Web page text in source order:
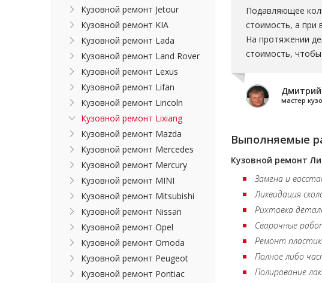
Подавляющее
стоимость, а при
На протяжении
стоимость,
Дмитрий
мастер
Выполняемые
Кузовной ремонт
Замена и
Ликвидация
Рихтовка
Сварочные
Ремонт
Полное либо
Полирование
Кузовной ремонт Jetour
Кузовной ремонт KIA
Кузовной ремонт Lada
Кузовной ремонт Land Rover
Кузовной ремонт Lexus
Кузовной ремонт Lifan
Кузовной ремонт Lincoln
Кузовной ремонт Lixiang
Кузовной ремонт Mazda
Кузовной ремонт Mercedes
Кузовной ремонт Mercury
Кузовной ремонт MINI
Кузовной ремонт Mitsubishi
Кузовной ремонт Nissan
Кузовной ремонт Opel
Кузовной ремонт Omoda
Кузовной ремонт Peugeot
Кузовной ремонт Pontiac